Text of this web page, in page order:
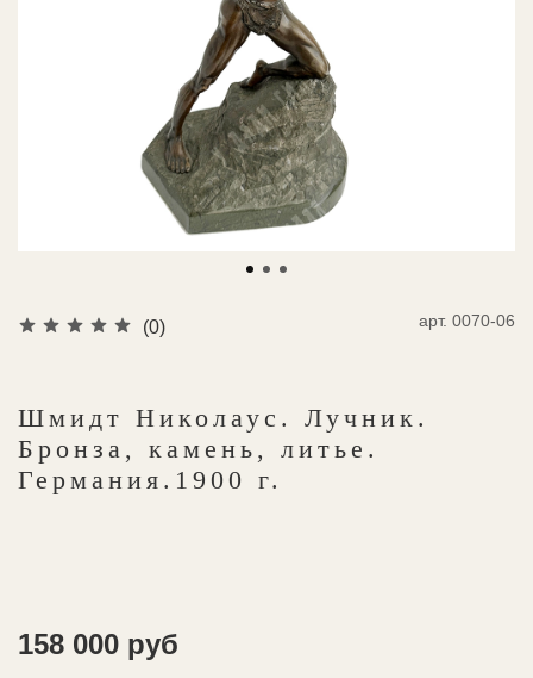
(0) арт. 0070-06
Шмидт Николаус. Лучник.
Бронза, камень, литье.
Германия.1900 г.
158 000 руб